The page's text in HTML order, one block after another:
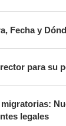
Fecha y
para su
legales